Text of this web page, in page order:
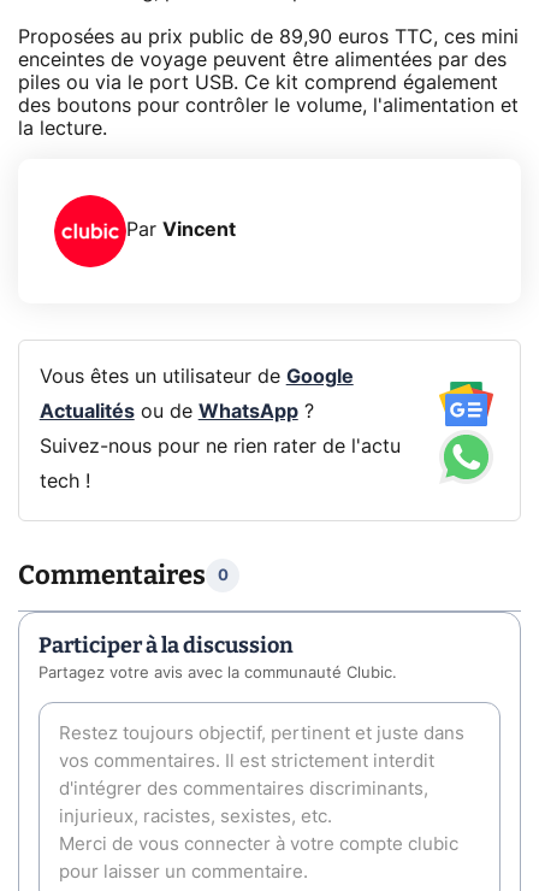
Proposées au prix public de 89,90 euros TTC, ces mini
enceintes de voyage peuvent être alimentées par des
piles ou via le port USB. Ce kit comprend également
des boutons pour contrôler le volume, l'alimentation et
la lecture.
Par Vincent
Vous êtes un utilisateur de Google
Actualitésou de WhatsApp?
Suivez-nous pour ne rien rater de l'actu
tech !
Commentaires 0
Participer à la discussion
Partagez votre avis avec la communauté Clubic.